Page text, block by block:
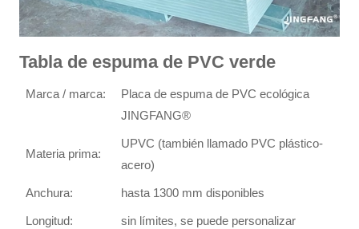
Tabla de espuma de PVC verde
Marca / marca:
Placa de espuma de PVC ecológica
JINGFANG®
Materia prima:
UPVC (también llamado PVC plástico-
acero)
Anchura: hasta 1300 mm disponibles
Longitud: sin límites, se puede personalizar